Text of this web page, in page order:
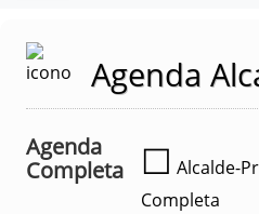
Agenda
Agenda
Completa
☐ Alcalde-
Completa